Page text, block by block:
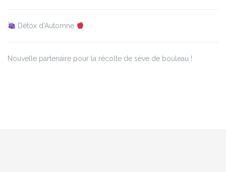
Détox d’Automne
Nouvelle partenaire pour la récolte de sève de bouleau !